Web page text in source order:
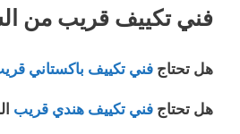
فني تكييف قريب من
هل تحتاج فني تكييف باكستاني
هل تحتاج فني تكييف هندي قريب